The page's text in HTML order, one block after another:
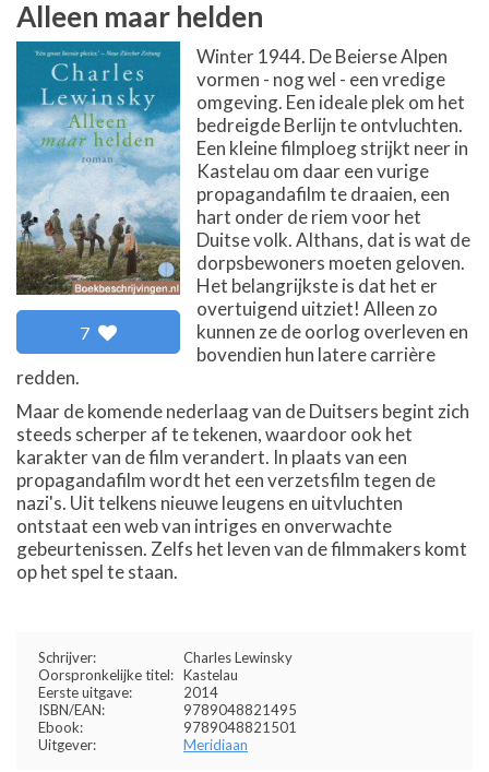
Alleen maar helden
7
Winter 1944. De Beierse Alpen
vormen - nog wel - een vredige
omgeving. Een ideale plek om het
bedreigde Berlijn te ontvluchten.
Een kleine filmploeg strijkt neer in
Kastelau om daar een vurige
propagandafilm te draaien, een
hart onder de riem voor het
Duitse volk. Althans, dat is wat de
dorpsbewoners moeten geloven.
Het belangrijkste is dat het er
overtuigend uitziet! Alleen zo
kunnen ze de oorlog overleven en
bovendien hun latere carrière
redden.
Maar de komende nederlaag van de Duitsers begint zich
steeds scherper af te tekenen, waardoor ook het
karakter van de film verandert. In plaats van een
propagandafilm wordt het een verzetsfilm tegen de
nazi's. Uit telkens nieuwe leugens en uitvluchten
ontstaat een web van intriges en onverwachte
gebeurtenissen. Zelfs het leven van de filmmakers komt
op het spel te staan.
Schrijver:
Charles Lewinsky
Oorspronkelijke titel: Kastelau
Eerste uitgave:
2014
ISBN/EAN:
9789048821495
Ebook:
9789048821501
Uitgever:
Meridiaan